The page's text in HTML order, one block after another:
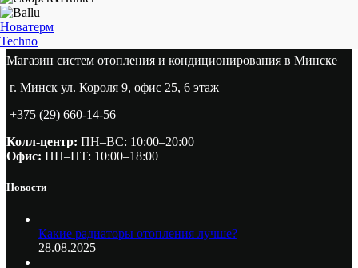
Новатерм
Techno
Магазин систем отопления и кондиционирования в Минске
г. Минск ул. Короля 9, офис 25, 6 этаж
+375 (29) 660-14-56
Колл-центр: ПН–ВС: 10:00–20:00​
Офис: ПН–ПТ: 10:00–18:00
Новости
Какие радиаторы отопления лучше?
28.08.2025